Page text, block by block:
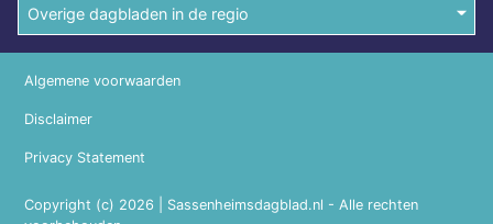
Overige dagbladen in de regio
Copyright (c) 2026 | Sassenheimsdagblad.nl - Alle rechten
Algemene voorwaarden
Disclaimer
Privacy Statement